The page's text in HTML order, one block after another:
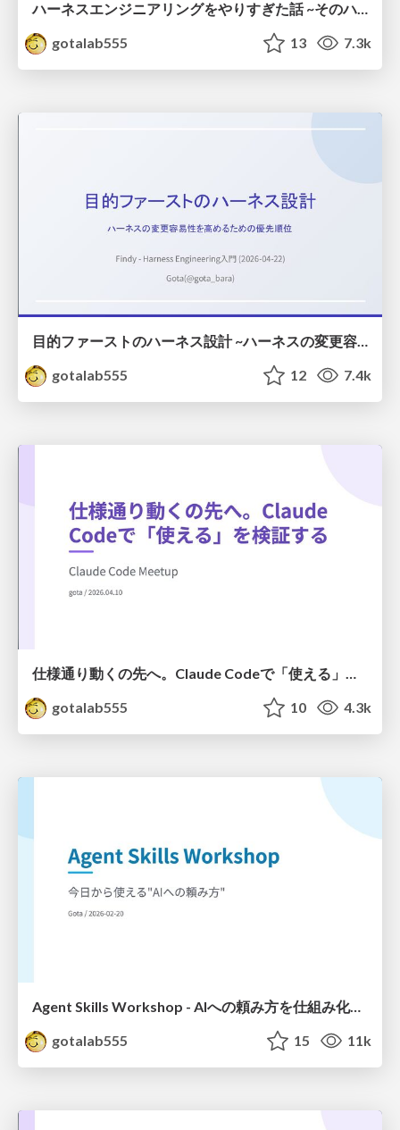
gotalab555
13 7.3k
目的ファーストのハーネス設計 ~ハーネスの変更容易性を高めるための優先順位~
gotalab555
12 7.4k
仕様通り動くの先へ。Claude Codeで「使える」を検証する
gotalab555
10 4.3k
Agent Skills Workshop - AIへの頼み方を仕組み化する
gotalab555
15 11k